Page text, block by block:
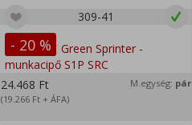
309-41
- 20 %
24.468 Ft
(19.266 Ft + ÁFA)
M.egység: pár